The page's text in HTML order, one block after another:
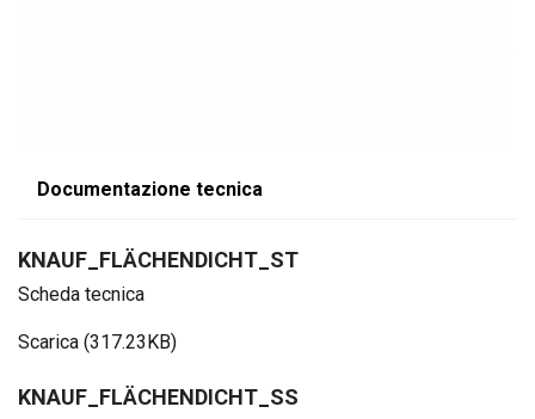
Documentazione tecnica
KNAUF_FLÄCHENDICHT_ST
Scheda tecnica
Scarica (317.23KB)
KNAUF_FLÄCHENDICHT_SS